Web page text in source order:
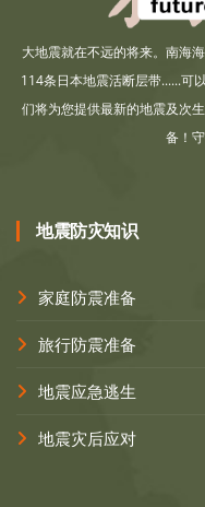
大地震就在不远的将来。南海
114条日本地震活断层带......可
们将为您提供最新的地震及次
备！
地震防灾知识
家庭防震准备
旅行防震准备
地震应急逃生
地震灾后应对